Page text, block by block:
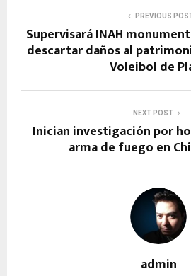
PREVIOUS
Supervisará INAH
descartar daños al
Voleibol de
NEXT POST
Inician investigación por
arma de fuego en
admin